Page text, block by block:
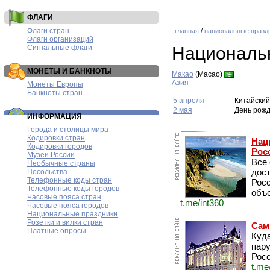
ФЛАГИ
Флаги стран
Флаги организаций
Сигнальные флаги
МОНЕТЫ И БАНКНОТЫ
Монеты Европы
Банкноты стран
ИНФОРМАЦИЯ
Города и столицы мира
Кодировки стран
Кодировки городов
Музеи России
Необычные страны
Посольства
Телефонные коды стран
Телефонные коды городов
Часовые пояса стран
Часовые пояса городов
Национальные праздники
Розетки и вилки стран
Платные опросы
главная / национальные
Макао (Macao)
Азия
5 апреля
2 мая
День
Все
t.me/int360